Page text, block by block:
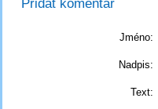
Přidat komentář
Jméno:
Nadpis:
Text: